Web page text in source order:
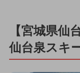
【宮城県仙
仙台泉スキ